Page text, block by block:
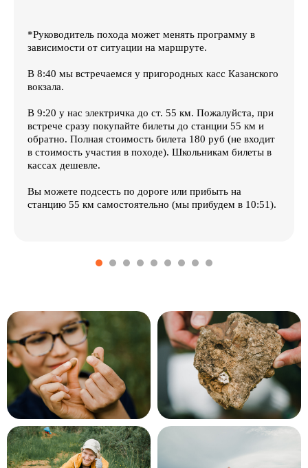
*Руководитель похода может менять программу в
зависимости от ситуации на маршруте.
В 8:40 мы встречаемся у пригородных касс Казанского
вокзала.
В 9:20 у нас электричка до ст. 55 км. Пожалуйста, при
встрече сразу покупайте билеты до станции 55 км и
обратно. Полная стоимость билета 180 руб (не входит
в стоимость участия в походе). Школьникам билеты в
кассах дешевле.
Вы можете подсесть по дороге или прибыть на
станцию 55 км самостоятельно (мы прибудем в 10:51).